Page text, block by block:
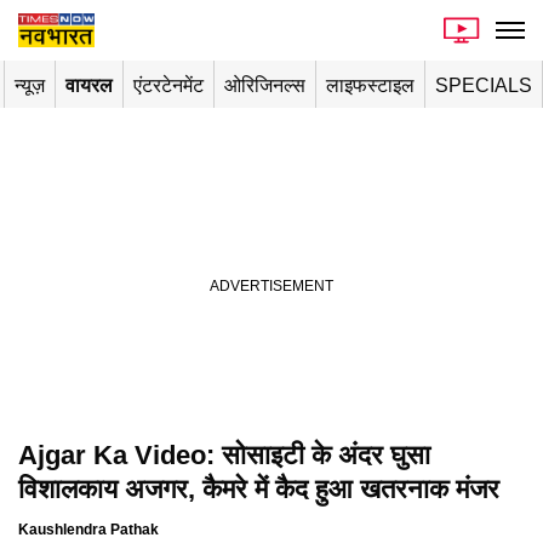
न्यूज़ वायरल एंटरटेनमेंट ओरिजिनल्स लाइफस्टाइल SPECIALS
Playing in picture-in-picture
Ajgar Ka Video: सोसाइटी के अंदर घुसा
विशालकाय अजगर, कैमरे में कैद हुआ खतरनाक मंजर
Kaushlendra Pathak